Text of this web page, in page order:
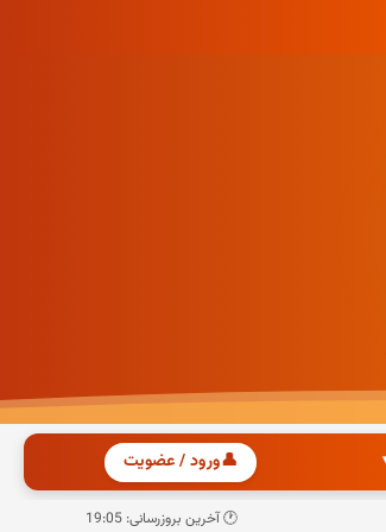
👤ورود / عضویت
🕐 آخرین بروزرسانی: 19:05